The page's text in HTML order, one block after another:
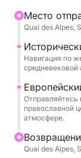
столицы.
мостами и
Уникальным
комфорта,
соблазняет
уютной
Mесто
Quai des Alpes,
Навигация по
Отправляйтесь
православной
атмосфере.
Quai des Alpes,